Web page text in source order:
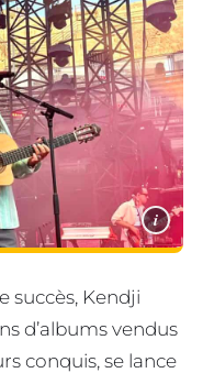
i
succès, Kendji
d’albums vendus
conquis, se lance